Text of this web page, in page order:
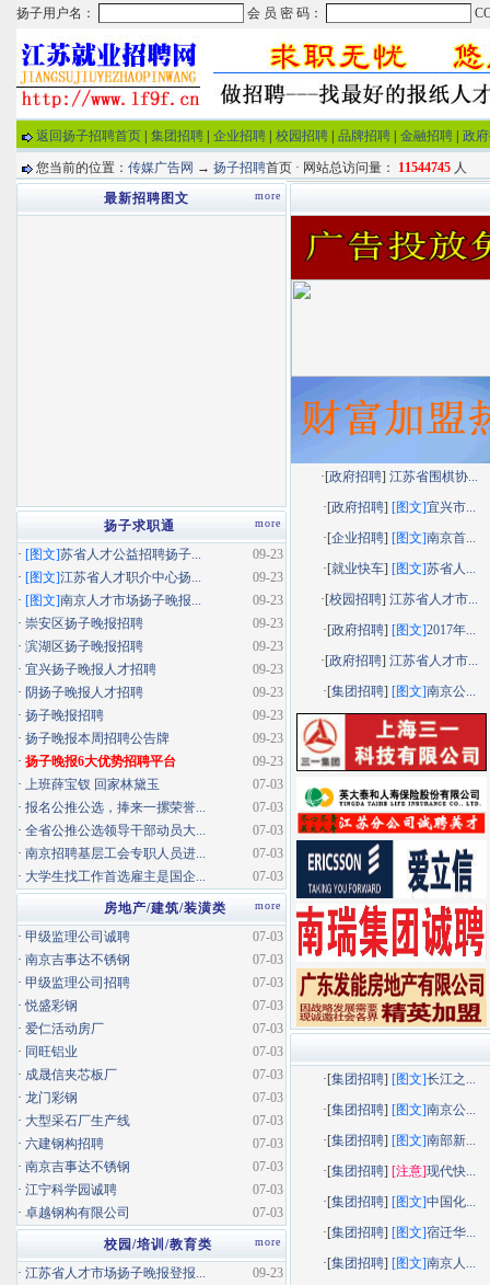
返回扬子招聘首页 集团招聘 企业招聘 校园招聘 品牌招聘 金融招聘 政
您当前的位置： 传媒广告网 → 扬子招聘首页 · 网站总访问量： 11544745 人
·[政府招聘]江苏省围棋协...
·[政府招聘] [图文]宜兴市...
·[企业招聘] [图文]南京首...
·[就业快车] [图文]苏省人...
·[校园招聘]江苏省人才市...
·[政府招聘] [图文]2017年...
·[政府招聘]江苏省人才市...
·[集团招聘] [图文]南京公...
·[集团招聘] [图文]长江之...
·[集团招聘] [图文]南京公...
·[集团招聘] [图文]南部新...
·[集团招聘] [注意]现代快...
·[集团招聘] [图文]中国化...
·[集团招聘] [图文]宿迁华...
·[集团招聘] [图文]南京人...
more
最新招聘图文
more
扬子求职通
09-23
· [图文]苏省人才公益招聘扬子...
09-23
· [图文]江苏省人才职介中心扬...
09-23
· [图文]南京人才市场扬子晚报...
09-23
· 崇安区扬子晚报招聘
09-23
· 滨湖区扬子晚报招聘
09-23
· 宜兴扬子晚报人才招聘
09-23
· 阴扬子晚报人才招聘
09-23
· 扬子晚报招聘
09-23
· 扬子晚报本周招聘公告牌
09-23
· 扬子晚报6大优势招聘平台
07-03
· 上班薛宝钗 回家林黛玉
07-03
· 报名公推公选，捧来一摞荣誉...
07-03
· 全省公推公选领导干部动员大...
07-03
· 南京招聘基层工会专职人员进...
07-03
· 大学生找工作首选雇主是国企...
more
房地产/建筑/装潢类
07-03
· 甲级监理公司诚聘
07-03
· 南京吉事达不锈钢
07-03
· 甲级监理公司招聘
07-03
·悦盛彩钢
07-03
· 爱仁活动房厂
07-03
· 同旺铝业
07-03
· 成晟信夹芯板厂
07-03
· 龙门彩钢
07-03
· 大型采石厂生产线
07-03
· 六建钢构招聘
07-03
· 南京吉事达不锈钢
07-03
· 江宁科学园诚聘
07-03
· 卓越钢构有限公司
more
校园/培训/教育类
09-23
· 江苏省人才市场扬子晚报登报...